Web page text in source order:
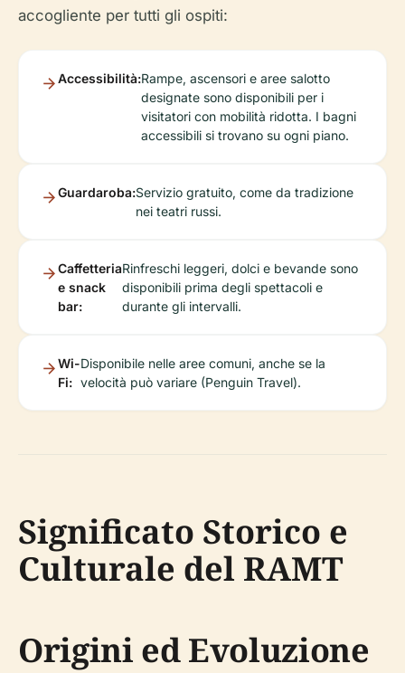
accogliente per tutti gli ospiti:
Accessibilità:Rampe, ascensori e aree salotto
designate sono disponibili per i
visitatori con mobilità ridotta. I bagni
accessibili si trovano su ogni piano.
Guardaroba:Servizio gratuito, come da tradizione
nei teatri russi.
Caffetteria
e snack
bar:
Rinfreschi leggeri, dolci e bevande sono
disponibili prima degli spettacoli e
durante gli intervalli.
Wi-
Fi:
Disponibile nelle aree comuni, anche se la
velocità può variare (Penguin Travel).
Significato Storico e
Culturale del RAMT
Origini ed Evoluzione